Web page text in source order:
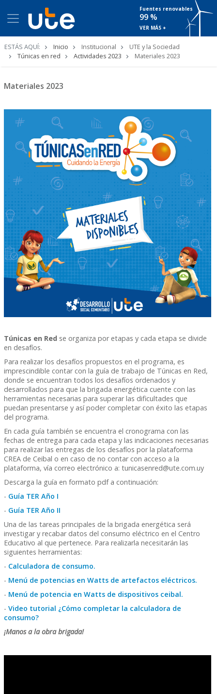
Fuentes renovables
99 %
VER MÁS +
ESTÁS AQUÍ: Inicio Institucional
UTE y la Sociedad
Túnicas en red
Actividades 2023 Materiales 2023
Materiales 2023
Túnicas en Red se organiza por etapas y cada etapa se divide
en desafíos.
Para realizar los desafíos propuestos en el programa, es
imprescindible contar con la guía de trabajo de Túnicas en Red,
donde se encuentran todos los desafíos ordenados y
desarrollados para que la brigada energética cuente con las
herramientas necesarias para superar las dificultades que
puedan presentarse y así poder completar con éxito las etapas
del programa.
En cada guía también se encuentra el cronograma con las
fechas de entrega para cada etapa y las indicaciones necesarias
para realizar las entregas de los desafíos por la plataforma
CREA de Ceibal o en caso de no contar con acceso a la
plataforma, vía correo electrónico a: tunicasenred@ute.com.uy
Descarga la guía en formato pdf a continuación:
- Guía TER Año I
- Guía TER Año II
Una de las tareas principales de la brigada energética será
investigar y recabar datos del consumo eléctrico en el Centro
Educativo al que pertenece. Para realizarla necesitarán las
siguientes herramientas:
- Calculadora de consumo.
- Menú de potencias en Watts de artefactos eléctricos.
- Menú de potencia en Watts de dispositivos ceibal.
- Video tutorial ¿Cómo completar la calculadora de
consumo?
¡Manos a la obra brigada!